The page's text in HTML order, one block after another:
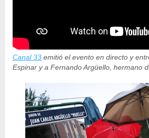
Canal 33 emitió el evento en directo y
Espinar y a Fernando Argüello, hermano